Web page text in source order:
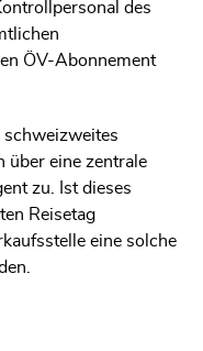
des
ÖV-Abonnement
schweizweites
über eine zentrale
zu. Ist dieses
Reisetag
eine solche